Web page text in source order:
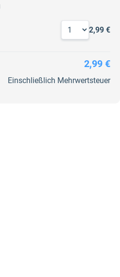
2,99 €
2,99 €
Einschließlich Mehrwertsteuer